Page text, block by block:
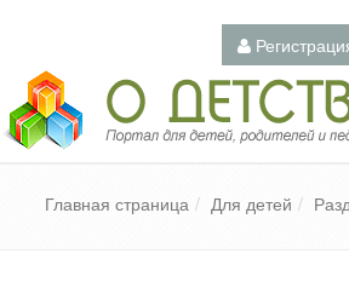
Педагогический портал «О детстве»
Главная страница Для детей